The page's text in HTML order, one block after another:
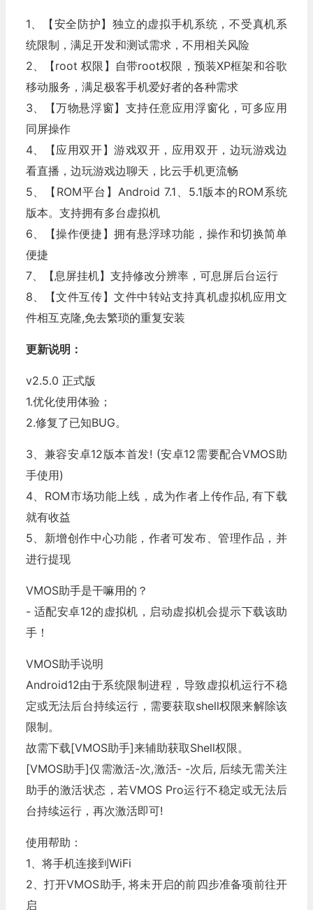
1、【安全防护】独立的虚拟手机系统，不受真机系
统限制，满足开发和测试需求，不用相关风险
2、【root 权限】自带root权限，预装XP框架和谷歌
移动服务，满足极客手机爱好者的各种需求
3、【万物悬浮窗】支持任意应用浮窗化，可多应用
同屏操作
4、【应用双开】游戏双开，应用双开，边玩游戏边
看直播，边玩游戏边聊天，比云手机更流畅
5、【ROM平台】Android 7.1、5.1版本的ROM系统
版本。支持拥有多台虚拟机
6、【操作便捷】拥有悬浮球功能，操作和切换简单
便捷
7、【息屏挂机】支持修改分辨率，可息屏后台运行
8、【文件互传】文件中转站支持真机虚拟机应用文
件相互克隆,免去繁琐的重复安装
更新说明：
v2.5.0 正式版
1.优化使用体验；
2.修复了已知BUG。
3、兼容安卓12版本首发! (安卓12需要配合VMOS助
手使用)
4、ROM市场功能上线，成为作者上传作品, 有下载
就有收益
5、新增创作中心功能，作者可发布、管理作品，并
进行提现
VMOS助手是干嘛用的？
- 适配安卓12的虚拟机，启动虚拟机会提示下载该助
手！
VMOS助手说明
Android12由于系统限制进程，导致虚拟机运行不稳
定或无法后台持续运行，需要获取shell权限来解除该
限制。
故需下载[VMOS助手]来辅助获取Shell权限。
[VMOS助手]仅需激活-次,激活- -次后, 后续无需关注
助手的激活状态，若VMOS Pro运行不稳定或无法后
台持续运行，再次激活即可!
使用帮助：
1、将手机连接到WiFi
2、打开VMOS助手, 将未开启的前四步准备项前往开
启